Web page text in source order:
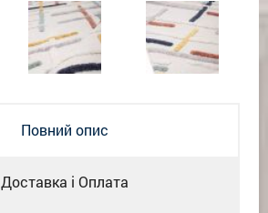
Повний опис
Доставка і Оплата